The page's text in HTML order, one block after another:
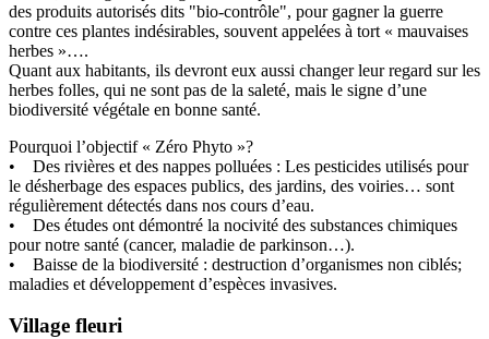
des produits autorisés dits "bio-contrôle", pour gagner la guerre
contre ces plantes indésirables, souvent appelées à tort « mauvaises
herbes »….
Quant aux habitants, ils devront eux aussi changer leur regard sur les
herbes folles, qui ne sont pas de la saleté, mais le signe d’une
biodiversité végétale en bonne santé.
Pourquoi l’objectif « Zéro Phyto »?
• Des rivières et des nappes polluées : Les pesticides utilisés pour
le désherbage des espaces publics, des jardins, des voiries… sont
régulièrement détectés dans nos cours d’eau.
• Des études ont démontré la nocivité des substances chimiques
pour notre santé (cancer, maladie de parkinson…).
• Baisse de la biodiversité : destruction d’organismes non ciblés;
maladies et développement d’espèces invasives.
Village fleuri